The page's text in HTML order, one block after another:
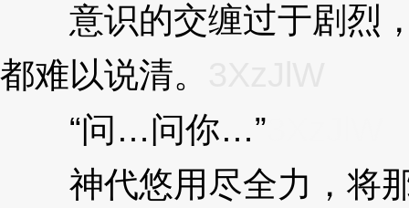
意识的交缠过于剧烈，
都难以说清。
“问…问你…”
神代悠用尽全力，将那